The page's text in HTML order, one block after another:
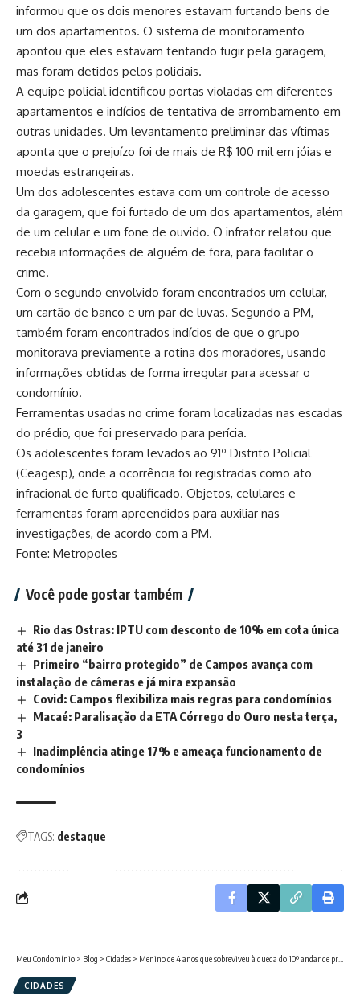
informou que os dois menores estavam furtando bens de
um dos apartamentos. O sistema de monitoramento
apontou que eles estavam tentando fugir pela garagem,
mas foram detidos pelos policiais.
A equipe policial identificou portas violadas em diferentes
apartamentos e indícios de tentativa de arrombamento em
outras unidades. Um levantamento preliminar das vítimas
aponta que o prejuízo foi de mais de R$ 100 mil em jóias e
moedas estrangeiras.
Um dos adolescentes estava com um controle de acesso
da garagem, que foi furtado de um dos apartamentos, além
de um celular e um fone de ouvido. O infrator relatou que
recebia informações de alguém de fora, para facilitar o
crime.
Com o segundo envolvido foram encontrados um celular,
um cartão de banco e um par de luvas. Segundo a PM,
também foram encontrados indícios de que o grupo
monitorava previamente a rotina dos moradores, usando
informações obtidas de forma irregular para acessar o
condomínio.
Ferramentas usadas no crime foram localizadas nas escadas
do prédio, que foi preservado para perícia.
Os adolescentes foram levados ao 91º Distrito Policial
(Ceagesp), onde a ocorrência foi registradas como ato
infracional de furto qualificado. Objetos, celulares e
ferramentas foram apreendidos para auxiliar nas
investigações, de acordo com a PM.
Fonte: Metropoles
Você pode gostar também
Rio das Ostras: IPTU com desconto de 10% em cota única
até 31 de janeiro
Primeiro “bairro protegido” de Campos avança com
instalação de câmeras e já mira expansão
Covid: Campos flexibiliza mais regras para condomínios
Macaé: Paralisação da ETA Córrego do Ouro nesta terça,
3
Inadimplência atinge 17% e ameaça funcionamento de
condomínios
TAGS: destaque
Meu Condomínio > Blog > Cidades > Menino de 4 anos que sobreviveu à queda do 10º andar de prédio no interior de SP quebrou as duas pernas
CIDADES